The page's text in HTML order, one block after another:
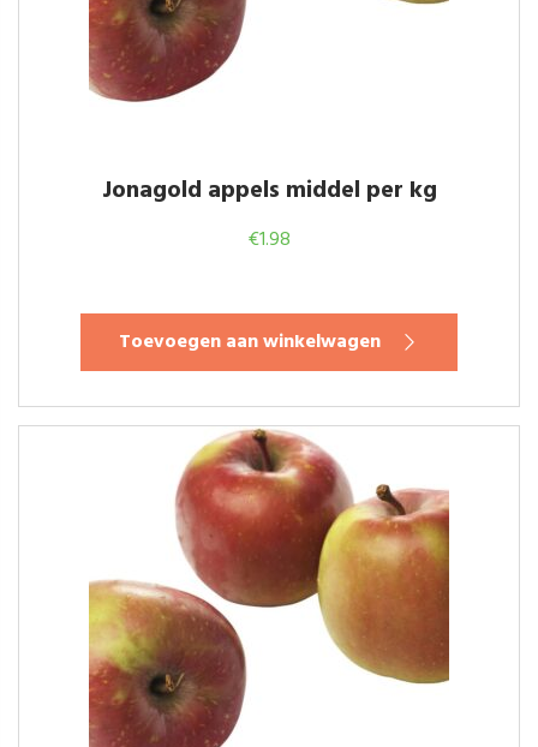
Jonagold appels middel per kg
€1.98
Toevoegen aan winkelwagen